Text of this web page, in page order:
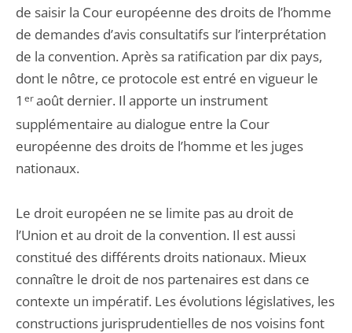
de saisir la Cour européenne des droits de l’homme
de demandes d’avis consultatifs sur l’interprétation
de la convention. Après sa ratification par dix pays,
dont le nôtre, ce protocole est entré en vigueur le
1 eraoût dernier. Il apporte un instrument
supplémentaire au dialogue entre la Cour
européenne des droits de l’homme et les juges
nationaux.
Le droit européen ne se limite pas au droit de
l’Union et au droit de la convention. Il est aussi
constitué des différents droits nationaux. Mieux
connaître le droit de nos partenaires est dans ce
contexte un impératif. Les évolutions législatives, les
constructions jurisprudentielles de nos voisins font